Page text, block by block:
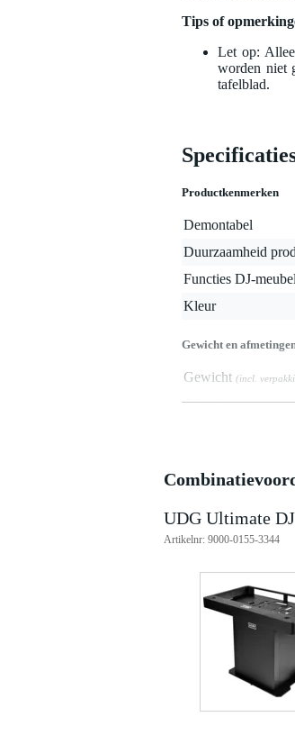
Tips of
Let op:
worden niet
tafelblad.
Productkenmerken
Demontabel
Duurzaamheid
Functies DJ-meubel
Kleur
Gewicht en
Gewicht (incl.
Afmeting(incl.
UDG
luxe
afmetingen:
gewicht:
UDG Ultimate
Artikelnr: 9000-0155-3344